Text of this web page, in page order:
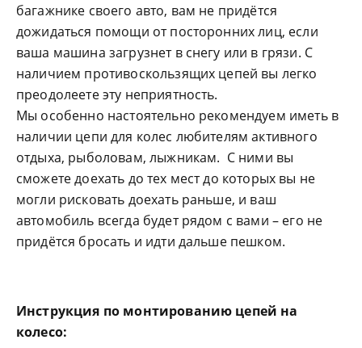
багажнике своего авто, вам не придётся
дожидаться помощи от посторонних лиц, если
ваша машина загрузнет в снегу или в грязи. С
наличием противоскользящих цепей вы легко
преодолеете эту неприятность.
Мы особенно настоятельно рекомендуем иметь в
наличии цепи для колес любителям активного
отдыха, рыболовам, лыжникам. С ними вы
сможете доехать до тех мест до которых вы не
могли рисковать доехать раньше, и ваш
автомобиль всегда будет рядом с вами – его не
придётся бросать и идти дальше пешком.
Инструкция по монтированию цепей на
колесо: